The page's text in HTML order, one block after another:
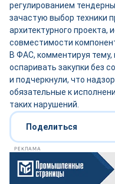
регулированием
зачастую выбор техники
архитектурного проекта,
совместимости
В ФАС, комментируя тему,
оспаривать закупки без
и подчеркнули, что
обязательные к
таких нарушений.
Поделиться
РЕКЛАМА